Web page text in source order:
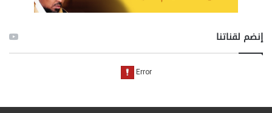
إنضم لقناتنا